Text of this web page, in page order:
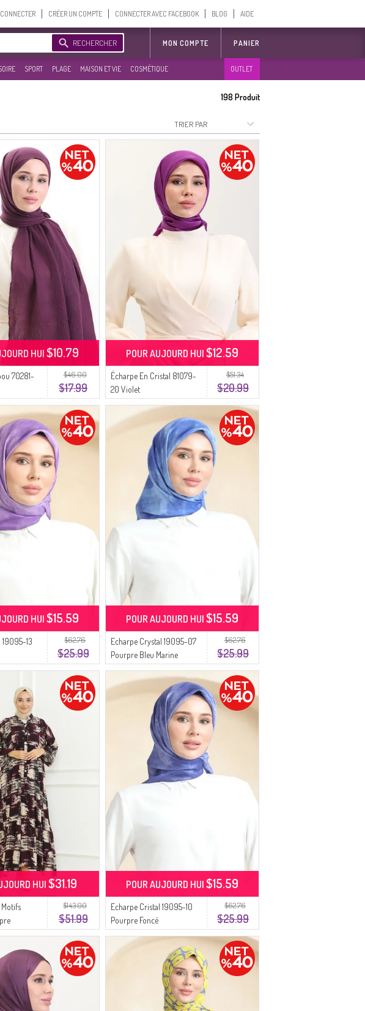
CRÉER UN COMPTE CONNECTER AVEC FACEBOOK BLOG AIDE
RECHERCHER MON COMPTE PANIER
SPORT PLAGE MAISON ET VIE COSMÉTIQUE OUTLET
198Produit
$46.00
$17.99
70281-
HUI$10.79
$51.34
$20.99
Écharpe En Cristal 81079-
20 Violet
POUR AUJOURD HUI$12.59
$62.76
$25.99
13
HUI$15.59
$62.76
$25.99
Echarpe Crystal 19095-07
Pourpre Bleu Marine
POUR AUJOURD HUI$15.59
$143.00
$51.99
Motifs
HUI$31.19
$62.76
$25.99
Echarpe Cristal 19095-10
Pourpre Foncé
POUR AUJOURD HUI$15.59